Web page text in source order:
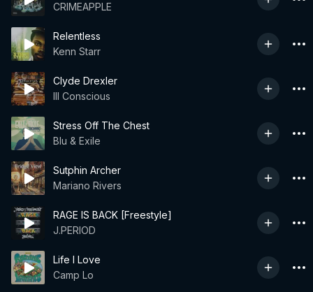
CRIMEAPPLE
Relentless
Kenn Starr
Clyde Drexler
Ill Conscious
Stress Off The Chest
Blu & Exile
Sutphin Archer
Mariano Rivers
RAGE IS BACK [Freestyle]
J.PERIOD
Life I Love
Camp Lo